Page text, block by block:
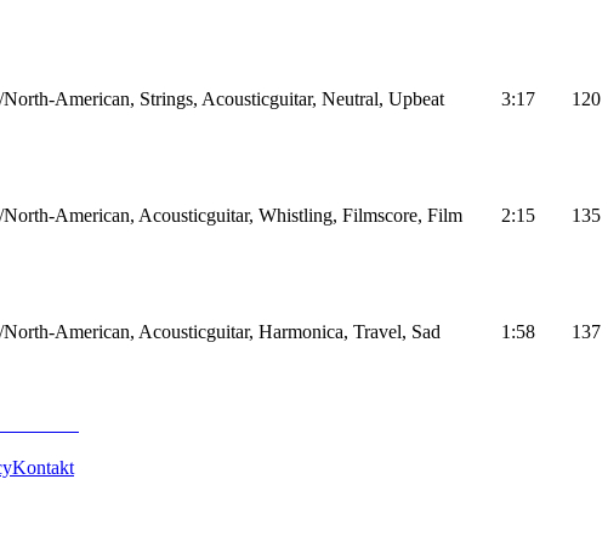
American, Strings, Acousticguitar, Neutral, Upbeat 3:17 120
American, Acousticguitar, Whistling, Filmscore, Film 2:15 135
American, Acousticguitar, Harmonica, Travel, Sad 1:58 137
Kontakt